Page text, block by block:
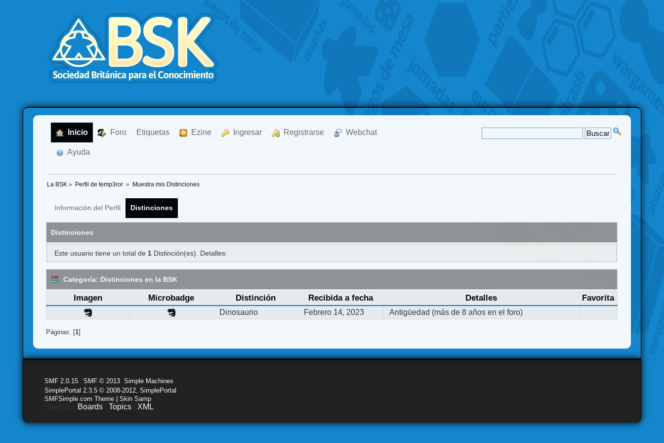
Inicio Foro Etiquetas Ezine Ingresar Registrarse Webchat
Ayuda
La BSK » Perfil de temp3ror » Muestra mis Distinciones
Información del Perfil Distinciones
Distinciones
Este usuario tiene un total de 1Distinción(es). Detalles:
Categoría: Distinciones en la BSK
Imagen Microbadge Distinción Recibida a fecha Detalles Favorita
Dinosaurio Febrero 14, 2023 Antigüedad (más de 8 años en el foro)
Páginas: [1]
SMF 2.0.15 |SMF © 2013 ,Simple Machines
SimplePortal 2.3.5 © 2008-2012, SimplePortal
SMFSimple.com Theme | Skin Samp
Boards |Topics XML